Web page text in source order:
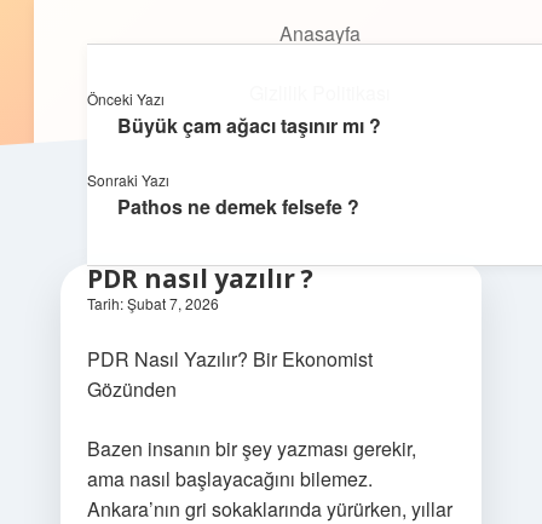
Anasayfa
Hakkımızda
PDR nasıl yazılır ?
Tarih: Şubat 7, 2026
PDR Nasıl Yazılır? Bir Ekonomist
Gözünden
Bazen insanın bir şey yazması gerekir,
ama nasıl başlayacağını bilemez.
Ankara’nın gri sokaklarında yürürken, yıllar
Önceki Yazı
Büyük çam ağacı taşınır mı ?
Sonraki Yazı
Pathos ne demek felsefe ?
Anasayfa
Yasal Uyarı